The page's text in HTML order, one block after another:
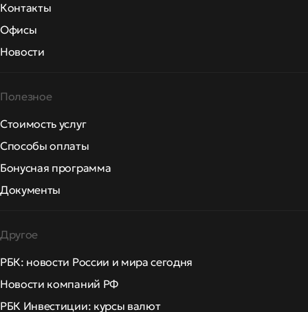
Контакты
Офисы
Новости
Полезное
Стоимость услуг
Способы оплаты
Бонусная программа
Документы
Другое
РБК: новости России и мира сегодня
Новости компаний РФ
РБК Инвестиции: курсы валют